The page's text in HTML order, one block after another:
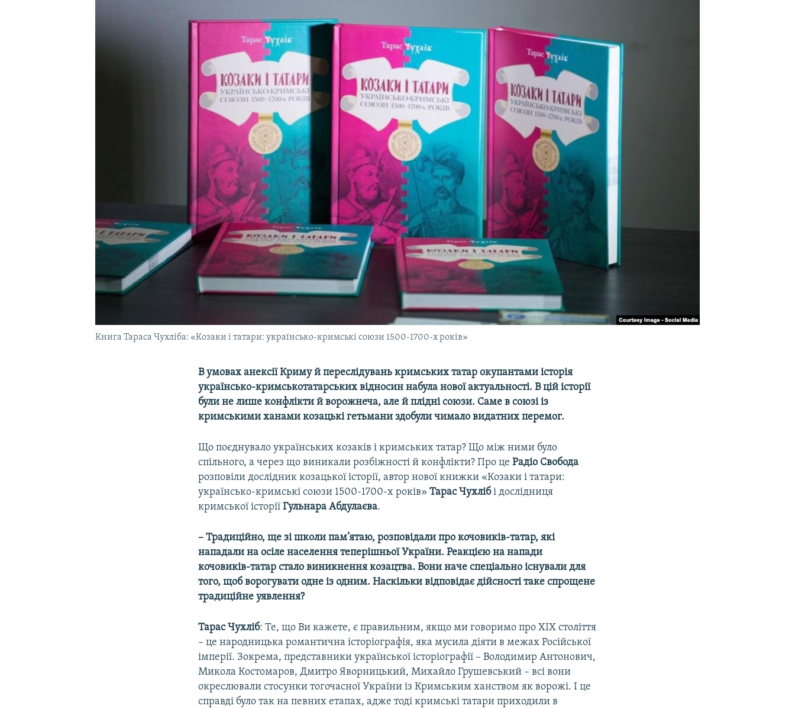
Книга Тараса Чухліба: «Козаки і татари: українсько-кримські союзи 1500-1700-х років»
В умовах анексії Криму й переслідувань кримських татар окупантами історія
українсько-кримськотатарських відносин набула нової актуальності. В цій історії
були не лише конфлікти й ворожнеча, але й плідні союзи. Саме в союзі із
кримськими ханами козацькі гетьмани здобули чимало видатних перемог.
Що поєднувало українських козаків і кримських татар? Що між ними було
спільного, а через що виникали розбіжності й конфлікти? Про цеРадіо Свобода
розповіли дослідник козацької історії, автор нової книжки «Козаки і татари:
українсько-кримські союзи 1500-1700-х років»Тарас Чухлібі дослідниця
кримської історіїГульнара Абдулаєва.
– Традиційно, ще зі школи пам’ятаю, розповідали про кочовиків-татар, які
нападали на осіле населення теперішньої України. Реакцією на напади
кочовиків-татар стало виникнення козацтва. Вони наче спеціально існували для
того, щоб ворогувати одне із одним. Наскільки відповідає дійсності таке спрощене
традиційне уявлення?
Тарас Чухліб: Те, що Ви кажете, є правильним, якщо ми говоримо про ХІХ століття
– це народницька романтична історіографія, яка мусила діяти в межах Російської
імперії. Зокрема, представники української історіографії – Володимир Антонович,
Микола Костомаров, Дмитро Яворницький, Михайло Грушевський – всі вони
окреслювали стосунки тогочасної України із Кримським ханством як ворожі. І це
справді було так на певних етапах, адже тоді кримські татари приходили в